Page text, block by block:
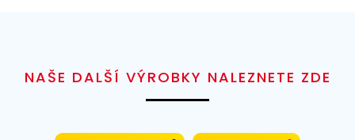
NAŠE DALŠÍ VÝROBKY NALEZNETE ZDE